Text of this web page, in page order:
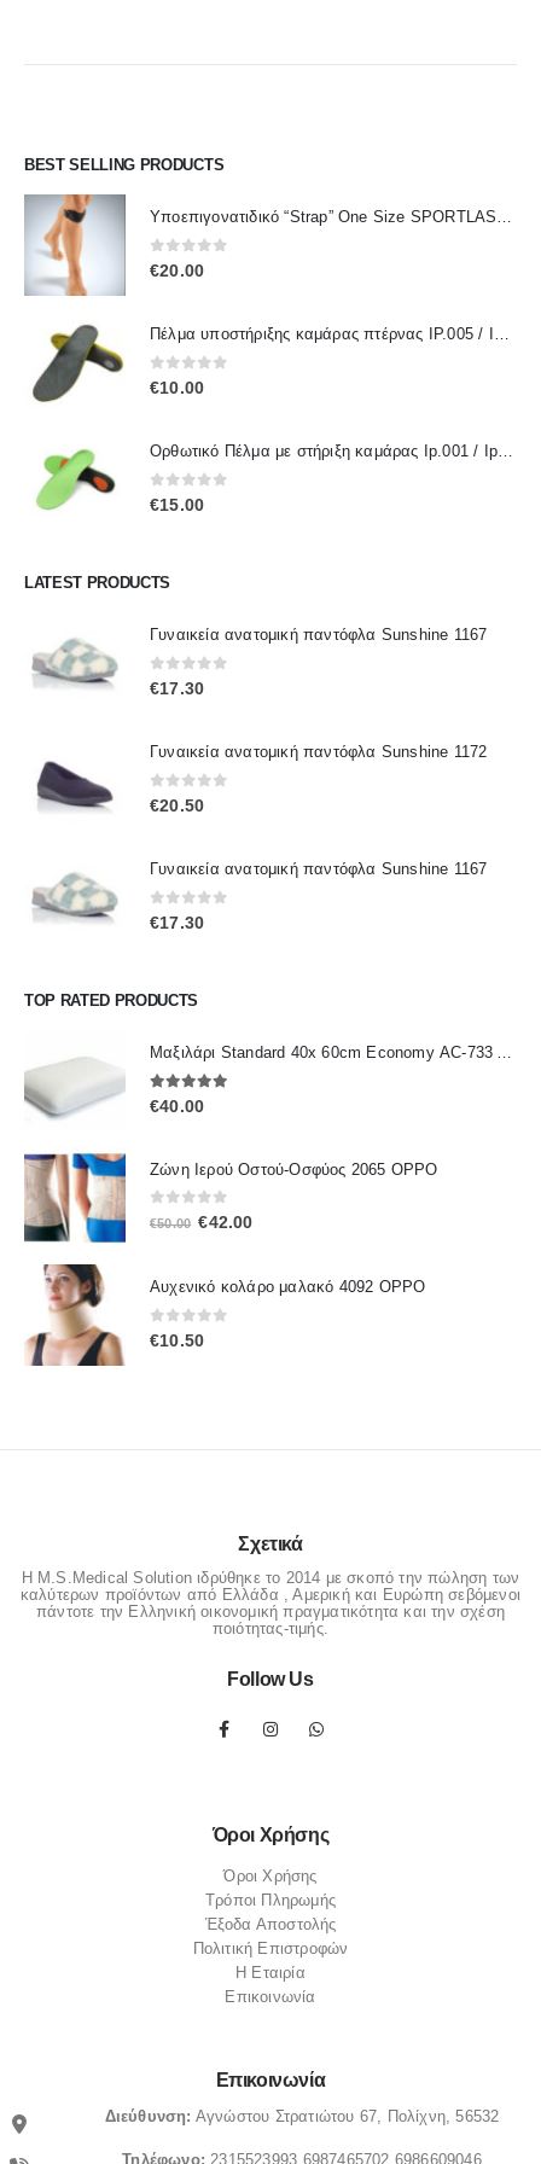
BEST SELLING PRODUCTS
Υποεπιγονατιδικό “Strap” One Size SPORTLASTIC 80300 OrthoLand
0out of 5
€20.00
Πέλμα υποστήριξης καμάρας πτέρνας IP.005 / IPinsoles
0out of 5
€10.00
Ορθωτικό Πέλμα με στήριξη καμάρας Ip.001 / IpInsoles
0out of 5
€15.00
LATEST PRODUCTS
Γυναικεία ανατομική παντόφλα Sunshine 1167
0out of 5
€17.30
Γυναικεία ανατομική παντόφλα Sunshine 1172
0out of 5
€20.50
Γυναικεία ανατομική παντόφλα Sunshine 1167
0out of 5
€17.30
TOP RATED PRODUCTS
Μαξιλάρι Standard 40x 60cm Economy ΑC-733 ALFACARE
5.00out of 5
€40.00
Ζώνη Ιερού Οστού-Οσφύος 2065 OPPO
0out of 5
€50.00 Original
€50.00.
€42.00Η
είναι:
Αυχενικό κολάρο μαλακό 4092 OPPO
0out of 5
€10.50
Σχετικά
Η M.S.Medical Solution ιδρύθηκε το 2014 με σκοπό την πώληση των
καλύτερων προϊόντων από Ελλάδα , Αμερική και Ευρώπη σεβόμενοι
πάντοτε την Ελληνική οικονομική πραγματικότητα και την σχέση
ποιότητας-τιμής.
Follow Us
Όροι Χρήσης
Όροι Χρήσης
Τρόποι Πληρωμής
Έξοδα Αποστολής
Πολιτική Επιστροφών
Η Εταιρία
Επικοινωνία
Επικοινωνία
Διεύθυνση: Αγνώστου Στρατιώτου 67, Πολίχνη, 56532
Τηλέφωνο: 2315523993 6987465702 6986609046